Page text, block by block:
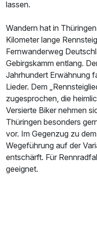
lassen.
Wandern hat in
Kilometer lange
Fernwanderweg
Gebirgskamm entlang.
Jahrhundert Erwähnung
Lieder. Dem
zugesprochen, die
Versierte Biker nehmen
Thüringen besonders
vor. Im Gegenzug zu
Wegeführung auf der
entschärft. Für
geeignet.